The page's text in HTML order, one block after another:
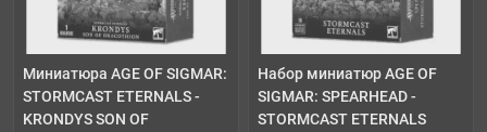
Миниатюра AGE OF SIGMAR:
STORMCAST ETERNALS -
KRONDYS SON OF
Набор миниатюр AGE OF
SIGMAR: SPEARHEAD -
STORMCAST ETERNALS